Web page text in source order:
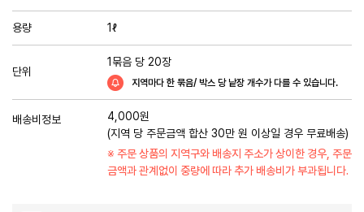
보
매
용량 1ℓ
단위
1묶음 당 20장
지역마다 한 묶음/ 박스 당 낱장 개수가 다를 수 있습니다.
배송비정보
4,000원
(지역 당 주문금액 합산 30만 원 이상일 경우 무료배송)
※ 주문 상품의 지역구와 배송지 주소가 상이한 경우, 주문
금액과 관계없이 중량에 따라 추가 배송비가 부과됩니다.